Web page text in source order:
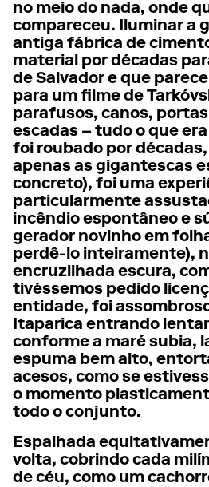
no meio do nada, onde
compareceu. Iluminar a
antiga fábrica de
material por décadas
de Salvador e que
para um filme de
parafusos, canos,
escadas – tudo o que
foi roubado por
apenas as gigantescas
concreto), foi uma
particularmente
incêndio espontâneo e
gerador novinho em
perdê-lo inteiramente),
encruzilhada escura,
tivéssemos pedido
entidade, foi
Itaparica entrando
conforme a maré subia,
espuma bem alto,
acesos, como se
o momento
todo o conjunto.
Espalhada
volta, cobrindo cada
de céu, como um